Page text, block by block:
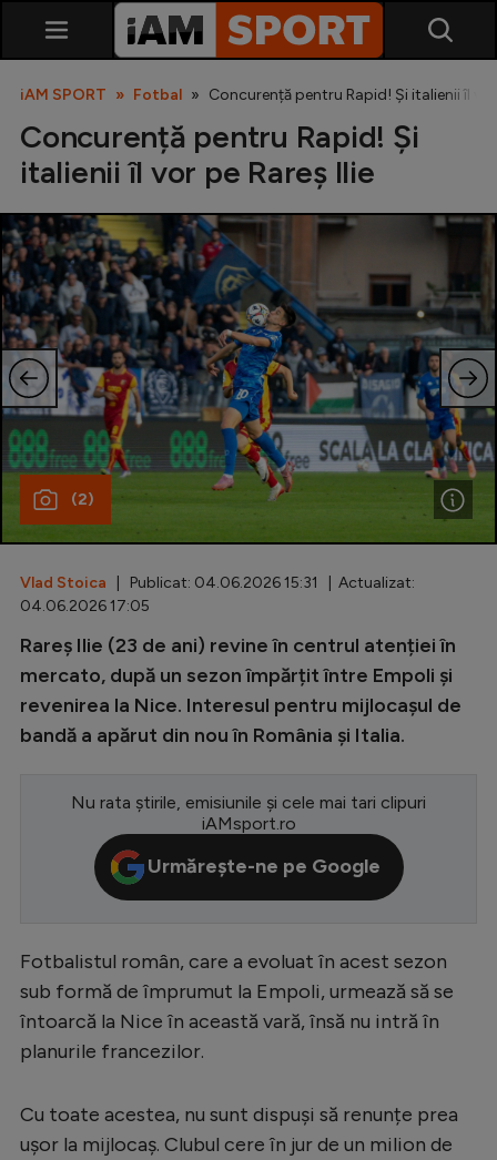
SuperLiga
Liga 2
Cupa României
Echipa Națională
U21
Fotbal feminin
Special
Diverse
Inedit
Clasamente
Europa League
Conference League
CM 2026
LaLiga
Serie A
Bundesliga
Ligue 1
Campionate
iAM SPORT Fotbal Concurență pentru Rapid! Și italienii îl vor
Concurență pentru Rapid! Și
italienii îl vor pe Rareș Ilie
(2)
Vlad Stoica | Publicat: 04.06.2026 15:31 | Actualizat:
04.06.2026 17:05
Rareș Ilie (23 de ani) revine în centrul atenției în
mercato, după un sezon împărțit între Empoli și
revenirea la Nice. Interesul pentru mijlocașul de
bandă a apărut din nou în România și Italia.
Nu rata știrile, emisiunile și cele mai tari clipuri
iAMsport.ro
Urmărește-ne pe Google
Fotbalistul român, care a evoluat în acest sezon
sub formă de împrumut la Empoli, urmează să se
întoarcă la Nice în această vară, însă nu intră în
planurile francezilor.
Cu toate acestea, nu sunt dispuși să renunțe prea
ușor la mijlocaș. Clubul cere în jur de un milion de